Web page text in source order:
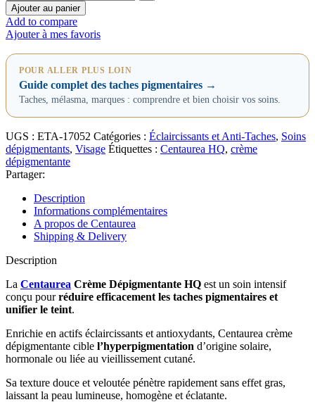
Ajouter au panier
Add to compare
Ajouter à mes favoris
POUR ALLER PLUS LOIN
Guide complet des taches pigmentaires →
Taches, mélasma, marques : comprendre et bien choisir vos soins.
UGS : ETA-17052 Catégories : Éclaircissants et Anti-Taches, Soins
dépigmentants, Visage Étiquettes : Centaurea HQ, crème
dépigmentante
Partager:
Description
Informations complémentaires
A propos de Centaurea
Shipping & Delivery
Description
La Centaurea Crème Dépigmentante HQ est un soin intensif
conçu pourréduire efficacement les taches pigmentaires et
unifier le teint.
Enrichie en actifs éclaircissants et antioxydants, Centaurea crème
dépigmentante cible l’hyperpigmentation d’origine solaire,
hormonale ou liée au vieillissement cutané.
Sa texture douce et veloutée pénètre rapidement sans effet gras,
laissant la peau lumineuse, homogène et éclatante.